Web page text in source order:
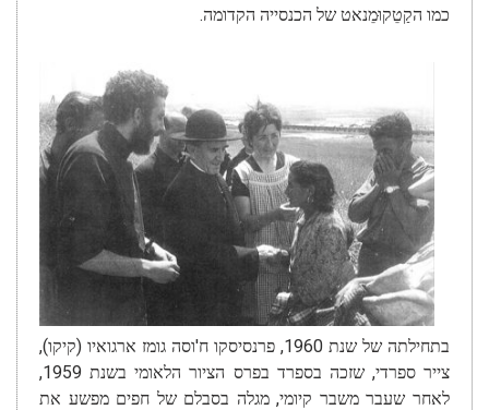
כמו הקַטֵקוּמֵנאט של הכנסייה הקדומה.
בתחילתה של שנת 1960, פרנסיסקו ח'וסה גומז ארגואיו (קיקו),
צייר ספרדי, שזכה בספרד בפרס הציור הלאומי בשנת 1959,
לאחר שעבר משבר קיומי, מגלה בסבלם של חפים מפשע את